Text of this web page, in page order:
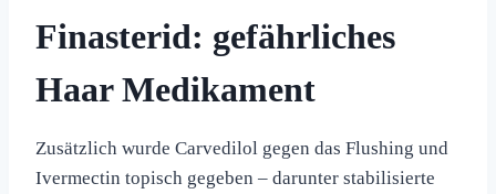
Finasterid: gefährliches
Haar Medikament
Zusätzlich wurde Carvedilol gegen das Flushing und
Ivermectin topisch gegeben – darunter stabilisierte